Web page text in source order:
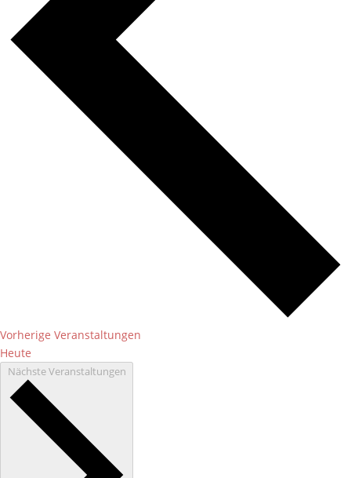
Vorherige Veranstaltungen
Heute
NächsteVeranstaltungen